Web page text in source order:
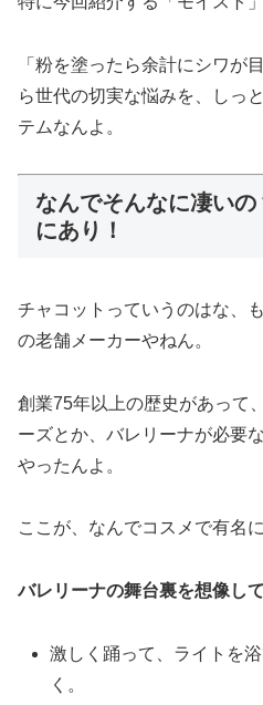
「粉を塗ったら余計にシワ
ら世代の切実な悩みを、しっ
テムなんよ。
なんでそんなに凄いの
にあり！
チャコットっていうのはな、
の老舗メーカーやねん。
創業75年以上の歴史があって
ーズとか、バレリーナが必要
やったんよ。
ここが、なんでコスメで有名
バレリーナの舞台裏を想像して
激しく踊って、ライトを
く。